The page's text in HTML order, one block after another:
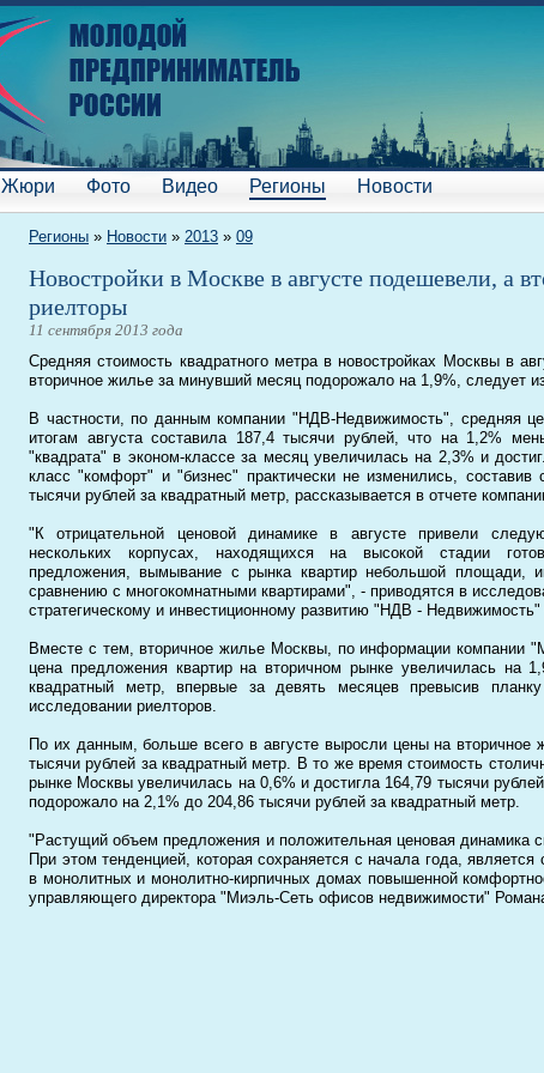
Жюри Фото Видео Регионы Новости
Регионы » Новости » 2013 » 09
Новостройки в Москве в августе подешевели, а
риелторы
11 сентября 2013 года
Средняя стоимость квадратного метра в новостройках Москвы в
вторичное жилье за минувший месяц подорожало на 1,9%, следует
В частности, по данным компании "НДВ-Недвижимость", средняя
итогам августа составила 187,4 тысячи рублей, что на 1,2%
"квадрата" в эконом-классе за месяц увеличилась на 2,3% и
класс "комфорт" и "бизнес" практически не изменились, составив
тысячи рублей за квадратный метр, рассказывается в отчете
"К отрицательной ценовой динамике в августе привели
нескольких корпусах, находящихся на высокой стадии
предложения, вымывание с рынка квартир небольшой площади,
сравнению с многокомнатными квартирами", - приводятся в
стратегическому и инвестиционному развитию "НДВ -
Вместе с тем, вторичное жилье Москвы, по информации компании
цена предложения квартир на вторичном рынке увеличилась на
квадратный метр, впервые за девять месяцев превысив
исследовании риелторов.
По их данным, больше всего в августе выросли цены на вторичное
тысячи рублей за квадратный метр. В то же время стоимость
рынке Москвы увеличилась на 0,6% и достигла 164,79 тысячи
подорожало на 2,1% до 204,86 тысячи рублей за квадратный метр.
"Растущий объем предложения и положительная ценовая динамика
При этом тенденцией, которая сохраняется с начала года,
в монолитных и монолитно-кирпичных домах повышенной
управляющего директора "Миэль-Сеть офисов недвижимости"